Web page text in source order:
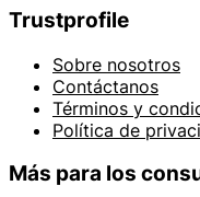
Trustprofile
Sobre nosotros
Contáctanos
Términos y
Política de
Más para los